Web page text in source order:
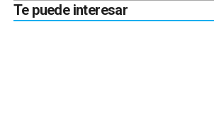
Te puede interesar